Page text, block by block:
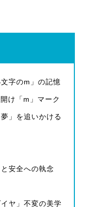
字のm」の記憶
け「m」マーク
」を追いかける
安全への執念
ヤ」不変の美学